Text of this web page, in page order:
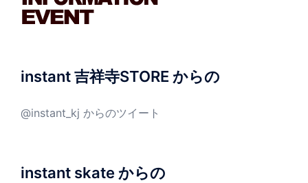
instant 吉祥寺STORE からの
@instant_kj からのツイート
instant skate からの